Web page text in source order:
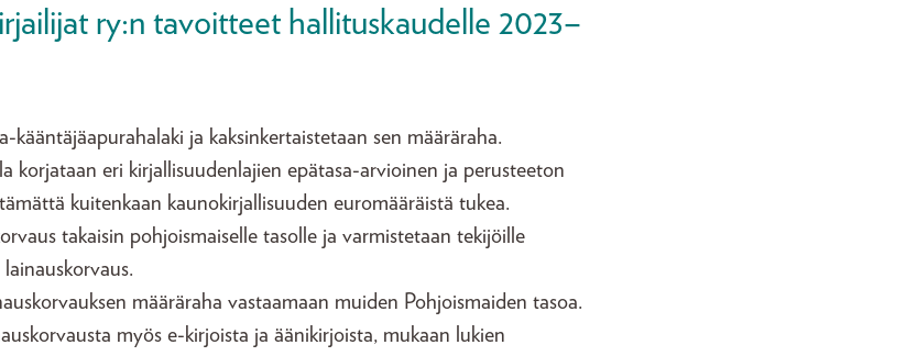
ry:n tavoitteet hallituskaudelle 2023–
kääntäjäapurahalaki ja kaksinkertaistetaan sen määräraha.
korjataan eri kirjallisuudenlajien epätasa-arvioinen ja perusteeton
kuitenkaan kaunokirjallisuuden euromääräistä tukea.
takaisin pohjoismaiselle tasolle ja varmistetaan tekijöille
määräraha vastaamaan muiden Pohjoismaiden tasoa.
myös e-kirjoista ja äänikirjoista, mukaan lukien